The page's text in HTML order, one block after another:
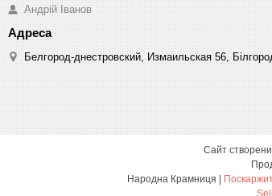
Андрій Іванов
Белгород-днестровский, Измаильская 56,
Сайт
Народна Крамниця |